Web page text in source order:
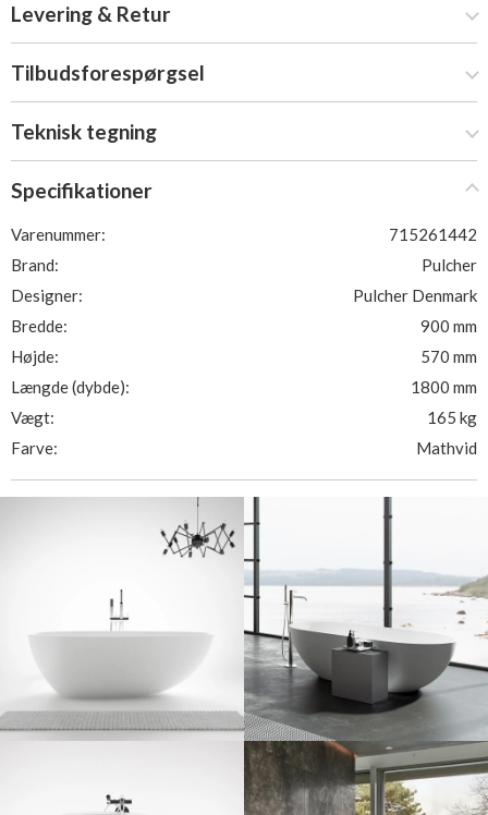
Levering & Retur
Tilbudsforespørgsel
Teknisk tegning
Specifikationer
Varenummer:
715261442
Brand:
Pulcher
Designer:
Pulcher Denmark
Bredde:
900 mm
Højde:
570 mm
Længde (dybde):
1800 mm
Vægt:
165 kg
Farve:
Mathvid